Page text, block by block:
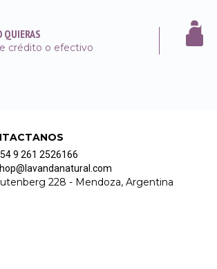
QUIERAS
crédito o efectivo
9 261 2526166
228 - Mendoza, Argentina